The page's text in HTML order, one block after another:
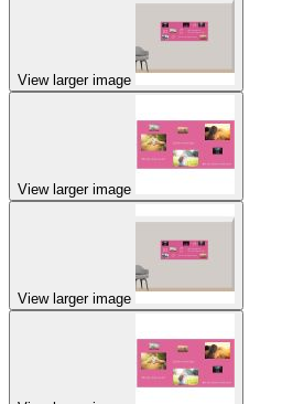
View larger image
View larger image
View larger image